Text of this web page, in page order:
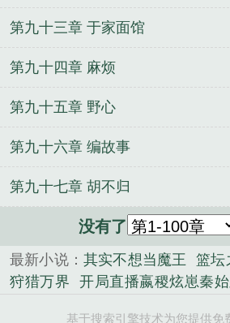
第九十三章 于家面馆
第九十四章 麻烦
第九十五章 野心
第九十六章 编故事
第九十七章 胡不归
没有了
最新小说： 其实不想当魔王 篮坛
狩猎万界
开局直播嬴稷炫崽秦
基于搜索引擎技术为您提供免